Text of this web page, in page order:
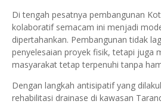
Di tengah pesatnya pembangunan
kolaboratif semacam ini menjadi
dipertahankan. Pembangunan tidak
penyelesaian proyek fisik, tetapi juga
masyarakat tetap terpenuhi tanpa
Dengan langkah antisipatif yang
rehabilitasi drainase di kawasan